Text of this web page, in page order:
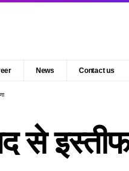
News Contact us
से